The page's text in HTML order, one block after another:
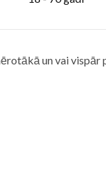
un vai vispār